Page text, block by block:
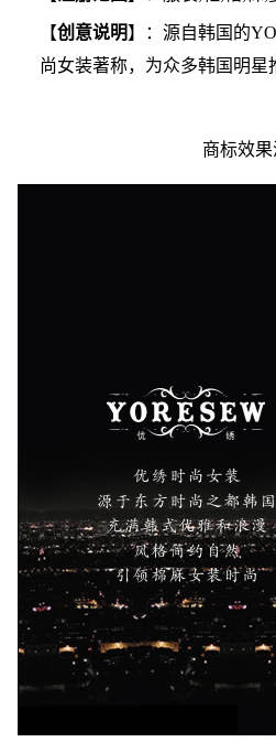
【创意说明】：源自韩国的
尚女装著称，为众多韩国明
商标效果